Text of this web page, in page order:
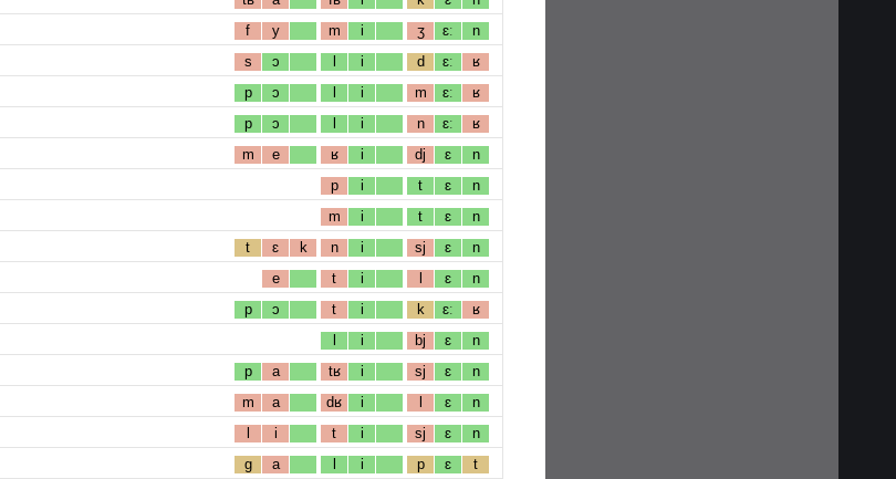
f y m i ʒ ɛː n
s ɔ l i d ɛː ʁ
p ɔ l i m ɛː ʁ
p ɔ l i n ɛː ʁ
m e ʁ i dj ɛ n
p i t ɛ n
m i t ɛ n
t ɛ k n i sj ɛ n
e t i l ɛ n
p ɔ t i k ɛː ʁ
l i bj ɛ n
p a tʁ i sj ɛ n
m a dʁ i l ɛ n
l i t i sj ɛ n
g a l i p ɛ t